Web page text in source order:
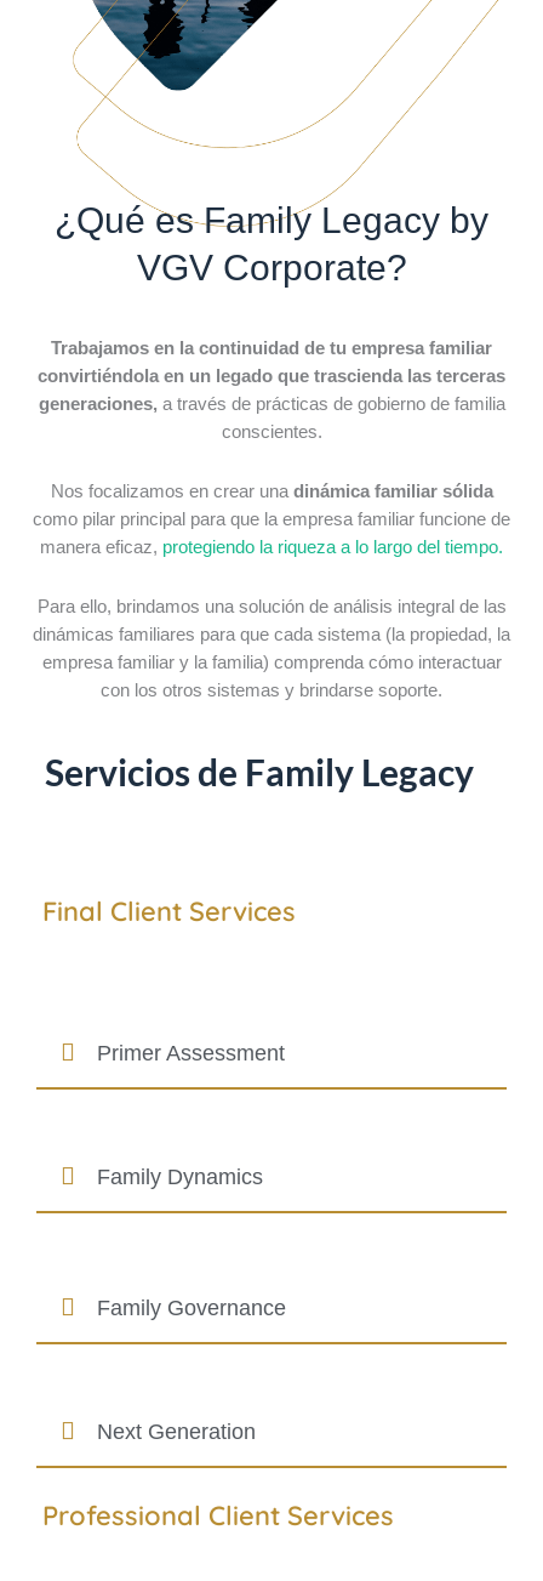
¿Qué es Family Legacy by
VGV Corporate?
Trabajamos en la continuidad de tu empresa familiar
convirtiéndola en un legado que trascienda las terceras
generaciones, a través de prácticas de gobierno de familia
conscientes.
Nos focalizamos en crear una dinámica familiar sólida
como pilar principal para que la empresa familiar funcione de
manera eficaz, protegiendo la riqueza a lo largo del tiempo.
Para ello, brindamos una solución de análisis integral de las
dinámicas familiares para que cada sistema (la propiedad, la
empresa familiar y la familia) comprenda cómo interactuar
con los otros sistemas y brindarse soporte.
Servicios de Family Legacy
Final Client Services
Primer Assessment​
Family Dynamics​
Family Governance​
Next Generation
Professional Client Services